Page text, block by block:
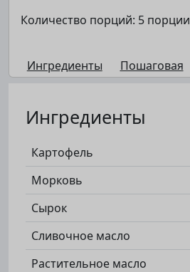
Количество порций: 5 порции
Ингредиенты Пошаговая
Ингредиенты
Картофель
Морковь
Сырок
Сливочное масло
Растительное масло